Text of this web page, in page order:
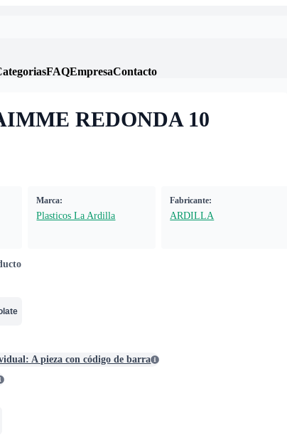
FAQEmpresaContacto
REDONDA 10
Marca:
Plasticos La Ardilla
Fabricante:
ARDILLA
A pieza con código de barra